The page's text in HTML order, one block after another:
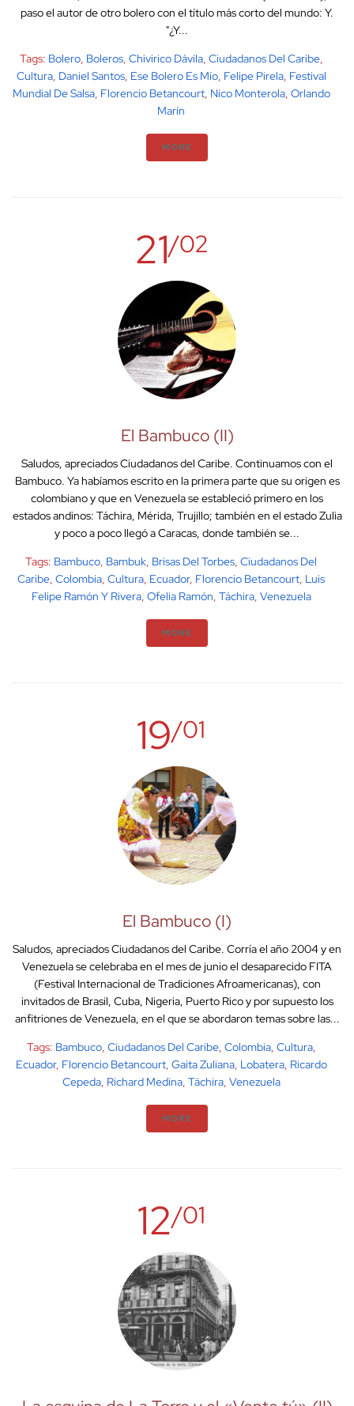
paso el autor de otro bolero con el título más corto del mundo: Y.
"¿Y...
Tags: Bolero, Boleros, Chivirico Dávila, Ciudadanos Del Caribe,
Cultura, Daniel Santos, Ese Bolero Es Mío, Felipe Pirela, Festival
Mundial De Salsa, Florencio Betancourt, Nico Monterola, Orlando
Marín
MORE
21/02
El Bambuco (II)
Saludos, apreciados Ciudadanos del Caribe. Continuamos con el
Bambuco. Ya habíamos escrito en la primera parte que su origen es
colombiano y que en Venezuela se estableció primero en los
estados andinos: Táchira, Mérida, Trujillo; también en el estado Zulia
y poco a poco llegó a Caracas, donde también se...
Tags: Bambuco, Bambuk, Brisas Del Torbes, Ciudadanos Del
Caribe, Colombia, Cultura, Ecuador, Florencio Betancourt, Luis
Felipe Ramón Y Rivera, Ofelia Ramón, Táchira, Venezuela
MORE
19/01
El Bambuco (I)
Saludos, apreciados Ciudadanos del Caribe. Corría el año 2004 y en
Venezuela se celebraba en el mes de junio el desaparecido FITA
(Festival Internacional de Tradiciones Afroamericanas), con
invitados de Brasil, Cuba, Nigeria, Puerto Rico y por supuesto los
anfitriones de Venezuela, en el que se abordaron temas sobre las...
Tags: Bambuco, Ciudadanos Del Caribe, Colombia, Cultura,
Ecuador, Florencio Betancourt, Gaita Zuliana, Lobatera, Ricardo
Cepeda, Richard Medina, Táchira, Venezuela
MORE
12/01